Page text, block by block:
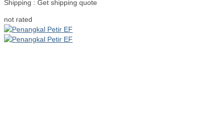
Shipping : Get shipping quote
not rated